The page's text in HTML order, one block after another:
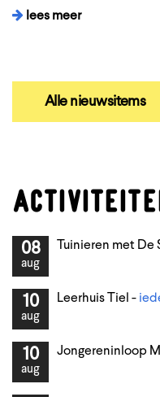
lees meer
Alle nieuwsitems
08
aug
Tuinieren met De
10
aug
Leerhuis Tiel -
10
aug
Jongereninloop